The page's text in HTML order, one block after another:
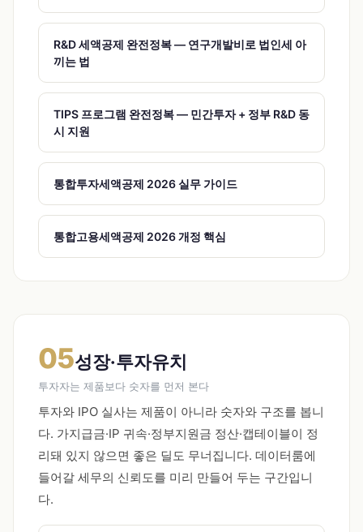
R&D 세액공제 완전정복 — 연구개발비로 법인세 아
끼는 법
TIPS 프로그램 완전정복 — 민간투자 + 정부 R&D 동
시 지원
통합투자세액공제 2026 실무 가이드
통합고용세액공제 2026 개정 핵심
05성장·투자유치
투자자는 제품보다 숫자를 먼저 본다
투자와 IPO 실사는 제품이 아니라 숫자와 구조를 봅니
다. 가지급금·IP 귀속·정부지원금 정산·캡테이블이 정
리돼 있지 않으면 좋은 딜도 무너집니다. 데이터룸에
들어갈 세무의 신뢰도를 미리 만들어 두는 구간입니
다.